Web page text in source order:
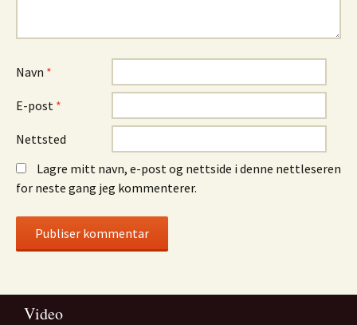
Navn *
E-post *
Nettsted
Lagre mitt navn, e-post og nettside i denne nettleseren
for neste gang jeg kommenterer.
Video